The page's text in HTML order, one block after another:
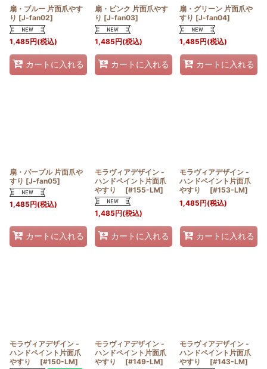
扇・ブルー 片面爪やす
り [J-fan02]
1,485円(税込)
カートに入れる
扇・ピンク 片面爪やす
り [J-fan03]
1,485円(税込)
カートに入れる
扇・グリーン 片面爪や
すり [J-fan04]
1,485円(税込)
カートに入れる
扇・パープル 片面爪や
すり [J-fan05]
1,485円(税込)
カートに入れる
モラヴィアデザイン -
ハンドペイント片面爪
やすり
[#155-LM]
1,485円(税込)
カートに入れる
モラヴィアデザイン -
ハンドペイント片面爪
やすり
[#153-LM]
1,485円(税込)
カートに入れる
モラヴィアデザイン -
ハンドペイント片面爪
やすり
[#150-LM]
モラヴィアデザイン -
ハンドペイント片面爪
やすり
[#149-LM]
モラヴィアデザイン -
ハンドペイント片面爪
やすり
[#143-LM]